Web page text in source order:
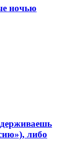
ночью
либо